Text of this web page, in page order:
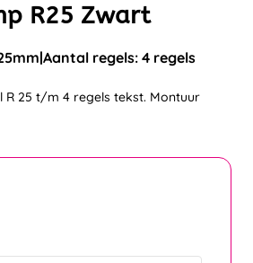
R25 Zwart
Aantal regels: 4 regels
R 25 t/m 4 regels tekst. Montuur